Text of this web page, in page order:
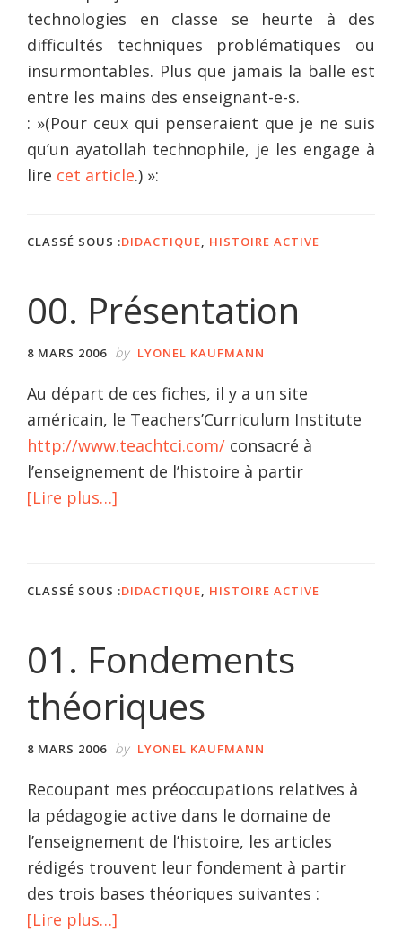
technologies en classe se heurte à des
difficultés techniques problématiques ou
insurmontables. Plus que jamais la balle est
entre les mains des enseignant-e-s.
: »(Pour ceux qui penseraient que je ne suis
qu’un ayatollah technophile, je les engage à
lire cet article.) »:
CLASSÉ SOUS :DIDACTIQUE HISTOIRE ACTIVE
00. Présentation
8 MARS 2006 by LYONEL KAUFMANN
Au départ de ces fiches, il y a un site
américain, le Teachers’Curriculum Institute
http://www.teachtci.com/ consacré à
l’enseignement de l’histoire à partir
[Lire plus…]
CLASSÉ SOUS :DIDACTIQUE HISTOIRE ACTIVE
01. Fondements
théoriques
8 MARS 2006 by LYONEL KAUFMANN
Recoupant mes préoccupations relatives à
la pédagogie active dans le domaine de
l’enseignement de l’histoire, les articles
rédigés trouvent leur fondement à partir
des trois bases théoriques suivantes :
[Lire plus…]